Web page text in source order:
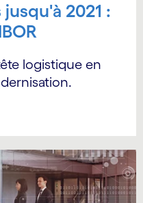
2021 :
logistique en